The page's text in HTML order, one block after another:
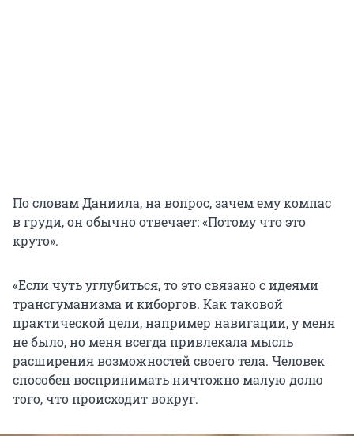
По словам Даниила, на вопрос, зачем ему компас
в груди, он обычно отвечает: «Потому что это
круто».
«Если чуть углубиться, то это связано с идеями
трансгуманизма и киборгов. Как таковой
практической цели, например навигации, у меня
не было, но меня всегда привлекала мысль
расширения возможностей своего тела. Человек
способен воспринимать ничтожно малую долю
того, что происходит вокруг.